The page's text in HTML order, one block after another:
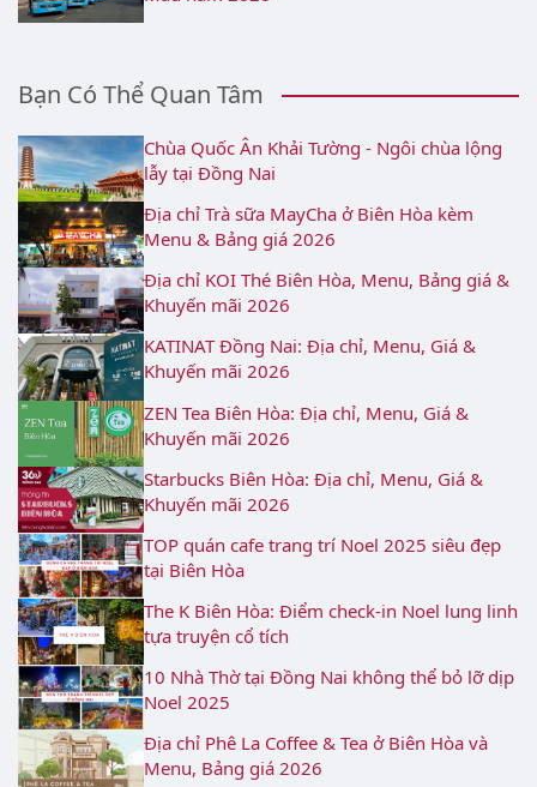
Bạn Có Thể Quan Tâm
Chùa Quốc Ân Khải Tường - Ngôi chùa lộng
lẫy tại Đồng Nai
Địa chỉ Trà sữa MayCha ở Biên Hòa kèm
Menu & Bảng giá 2026
Địa chỉ KOI Thé Biên Hòa, Menu, Bảng giá &
Khuyến mãi 2026
KATINAT Đồng Nai: Địa chỉ, Menu, Giá &
Khuyến mãi 2026
ZEN Tea Biên Hòa: Địa chỉ, Menu, Giá &
Khuyến mãi 2026
Starbucks Biên Hòa: Địa chỉ, Menu, Giá &
Khuyến mãi 2026
TOP quán cafe trang trí Noel 2025 siêu đẹp
tại Biên Hòa
The K Biên Hòa: Điểm check-in Noel lung linh
tựa truyện cổ tích
10 Nhà Thờ tại Đồng Nai không thể bỏ lỡ dịp
Noel 2025
Địa chỉ Phê La Coffee & Tea ở Biên Hòa và
Menu, Bảng giá 2026